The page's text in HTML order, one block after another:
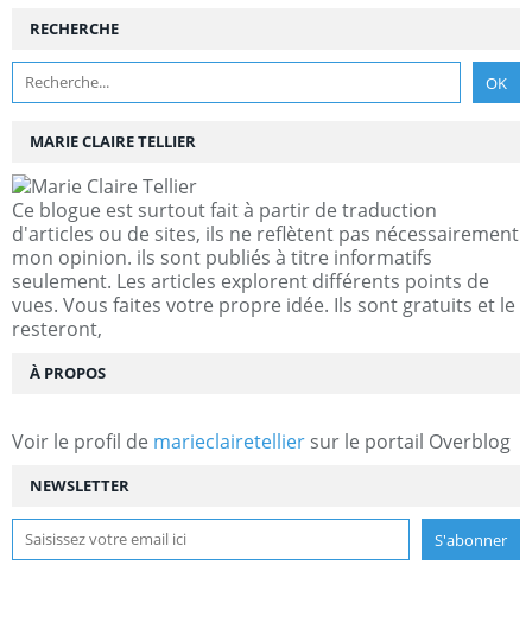
NEWSLETTER
RECHERCHE
MARIE CLAIRE TELLIER
Ce blogue est surtout fait à partir de traduction
d'articles ou de sites, ils ne reflètent pas nécessairement
mon opinion. ils sont publiés à titre informatifs
seulement. Les articles explorent différents points de
vues. Vous faites votre propre idée. Ils sont gratuits et le
resteront,
À PROPOS
Voir le profil de marieclairetellier sur le portail Overblog